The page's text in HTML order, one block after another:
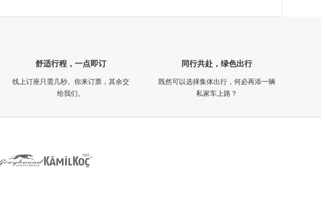
舒适行程，一点即订
线上订座只需几秒。你来订票，其余交
给我们。
同行共赴，绿色出行
既然可以选择集体出行，何必再添一辆
私家车上路？